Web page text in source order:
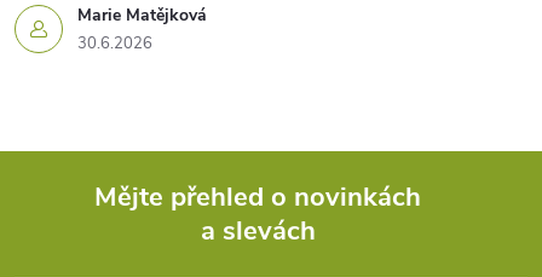
Marie Matějková
30.6.2026
Mějte přehled o novinkách
a slevách